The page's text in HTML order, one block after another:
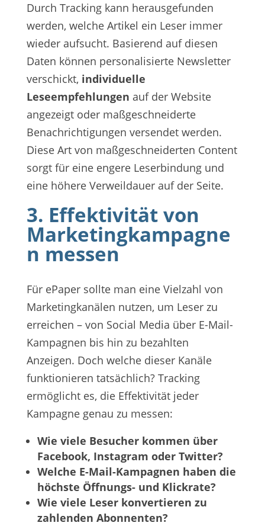
Durch Tracking kann herausgefunden
werden, welche Artikel ein Leser immer
wieder aufsucht. Basierend auf diesen
Daten können personalisierte Newsletter
verschickt, individuelle
Leseempfehlungen auf der Website
angezeigt oder maßgeschneiderte
Benachrichtigungen versendet werden.
Diese Art von maßgeschneiderten Content
sorgt für eine engere Leserbindung und
eine höhere Verweildauer auf der Seite.
3. Effektivität von
Marketingkampagne
n messen
Für ePaper sollte man eine Vielzahl von
Marketingkanälen nutzen, um Leser zu
erreichen – von Social Media über E-Mail-
Kampagnen bis hin zu bezahlten
Anzeigen. Doch welche dieser Kanäle
funktionieren tatsächlich? Tracking
ermöglicht es, die Effektivität jeder
Kampagne genau zu messen:
Wie viele Besucher kommen über
Facebook, Instagram oder Twitter?
Welche E-Mail-Kampagnen haben die
höchste Öffnungs- und Klickrate?
Wie viele Leser konvertieren zu
zahlenden Abonnenten?